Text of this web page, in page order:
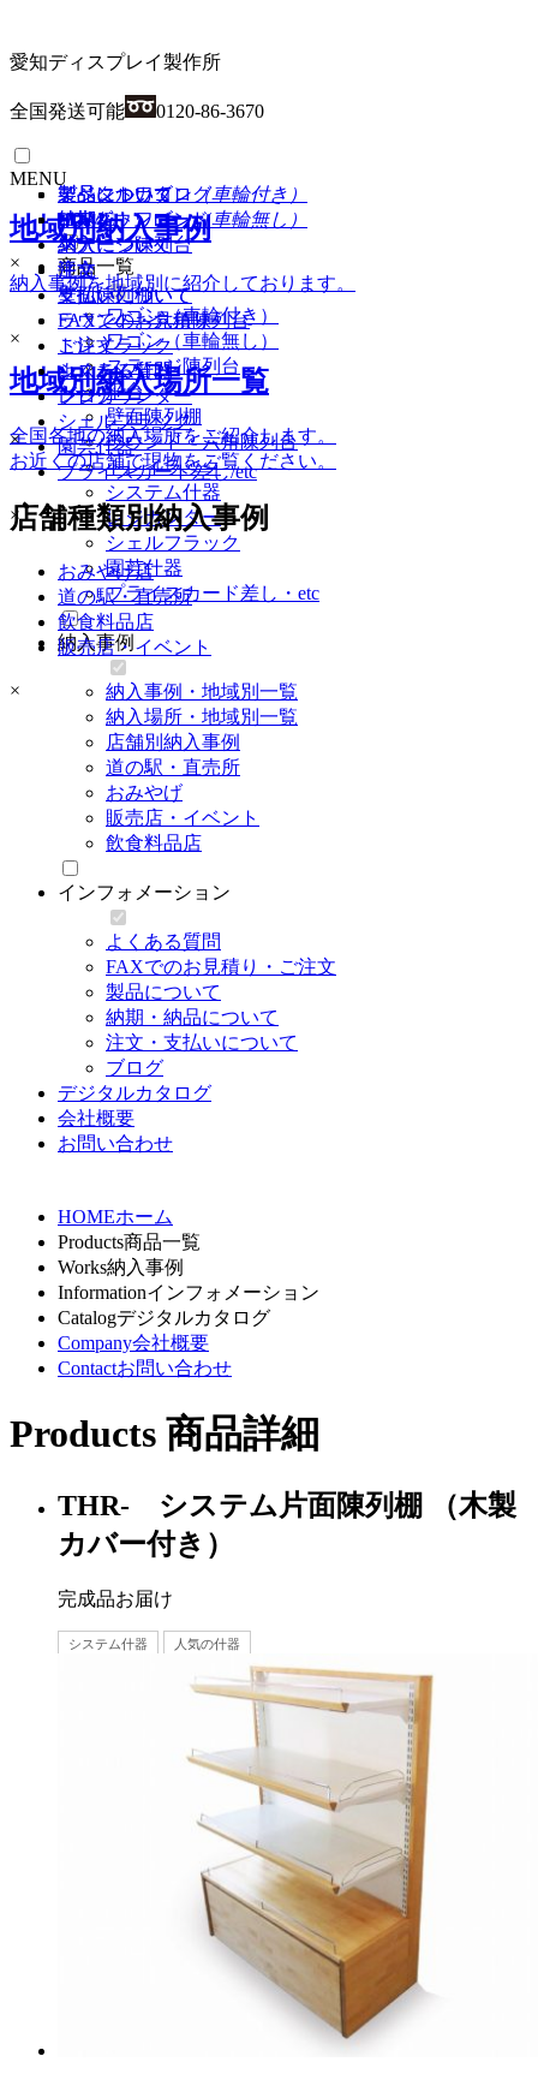
愛知ディスプレイ製作所
全国発送可能 0120-86-3670
MENU
HOME
商品一覧
ワゴン（車輪付き）
ワゴン（車輪無し）
ステージ陳列台
平台
壁面陳列棚
ラウンド・六角陳列台
トレイラック
システム什器
レジカンター
シェルフラック
園芸什器
プライスカード差し・etc
納入事例
納入事例・地域別一覧
納入場所・地域別一覧
店舗別納入事例
道の駅・直売所
おみやげ
販売店・イベント
飲食料品店
インフォメーション
よくある質問
FAXでのお見積り・ご注文
製品について
納期・納品について
注文・支払いについて
ブログ
デジタルカタログ
会社概要
お問い合わせ
HOMEホーム
Products商品一覧
Works納入事例
Informationインフォメーション
Catalogデジタルカタログ
Company会社概要
Contactお問い合わせ
Products 商品詳細
THR- システム片面陳列棚 （木製
カバー付き）
完成品お届け
システム什器 人気の什器
イベントワゴン（車輪付き）
イベントワゴン（車輪無し）
ステージ陳列台
平台
壁面陳列棚
ラウンド・六角陳列台
トレイラック
システム什器
レジカウンター
シェルフラック
園芸什器
プライスカード差し/etc
×
地域別納入事例
納入事例を地域別に紹介しております。
地域別納入場所一覧
全国各地の納入場所をご紹介します。
お近くの店舗で現物をご覧ください。
店舗種類別納入事例
おみやげ店
道の駅・直売所
飲食料品店
販売店・イベント
×
製品について
納期
納入について
注文
支払いについて
×
製品について
納期
納入について
注文
支払いについて
FAXでのお見積り
ご注文
よくある質問
ブログ
×
デジタルカタログ
PDFダウンロード
×